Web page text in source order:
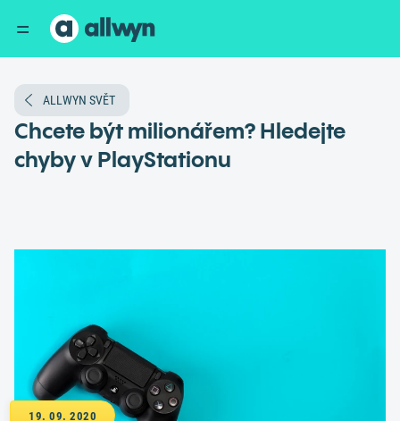
ALLWYN SVĚT
Chcete být milionářem? Hledejte
chyby v PlayStationu
19. 09. 2020